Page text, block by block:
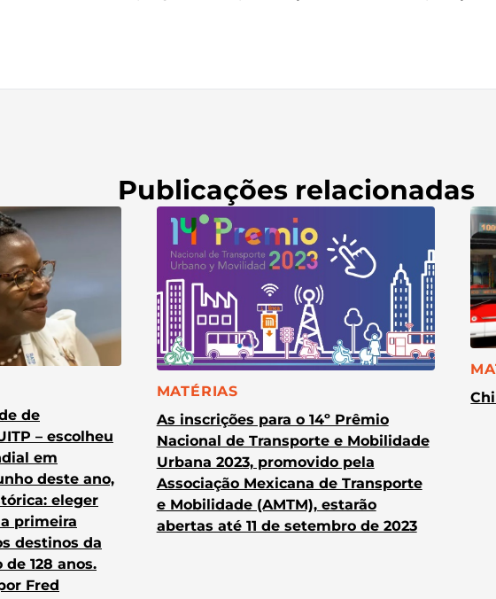
Publicações relacionadas
de
– escolheu
em
deste ano,
eleger
primeira
destinos da
128 anos.
Fred
CATEGORIA:
MATÉRIAS
As inscrições para o 14º Prêmio
Nacional de Transporte e Mobilidade
Urbana 2023, promovido pela
Associação Mexicana de Transporte
e Mobilidade (AMTM), estarão
abertas até 11 de setembro de 2023